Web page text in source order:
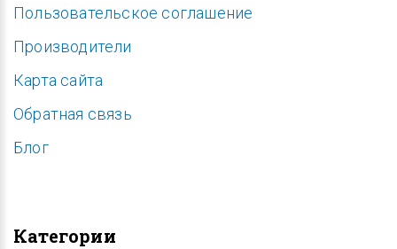
Пользовательское соглашение
Производители
Карта сайта
Обратная связь
Блог
Категории